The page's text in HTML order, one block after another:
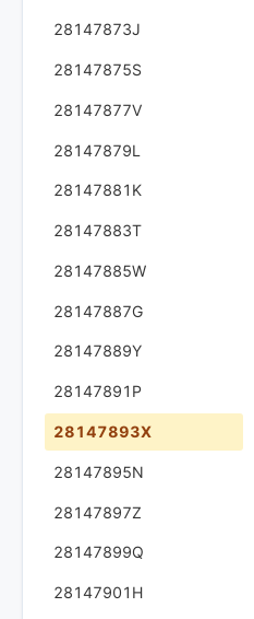
28147873J
28147875S
28147877V
28147879L
28147881K
28147883T
28147885W
28147887G
28147889Y
28147891P
28147893X
28147895N
28147897Z
28147899Q
28147901H